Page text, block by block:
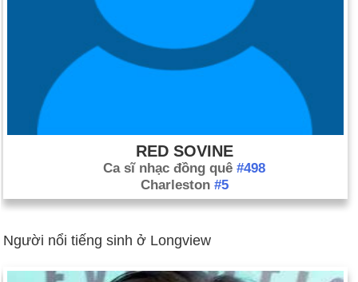
RED SOVINE
Ca sĩ nhạc đồng quê #498
Charleston #5
Người nổi tiếng sinh ở Longview